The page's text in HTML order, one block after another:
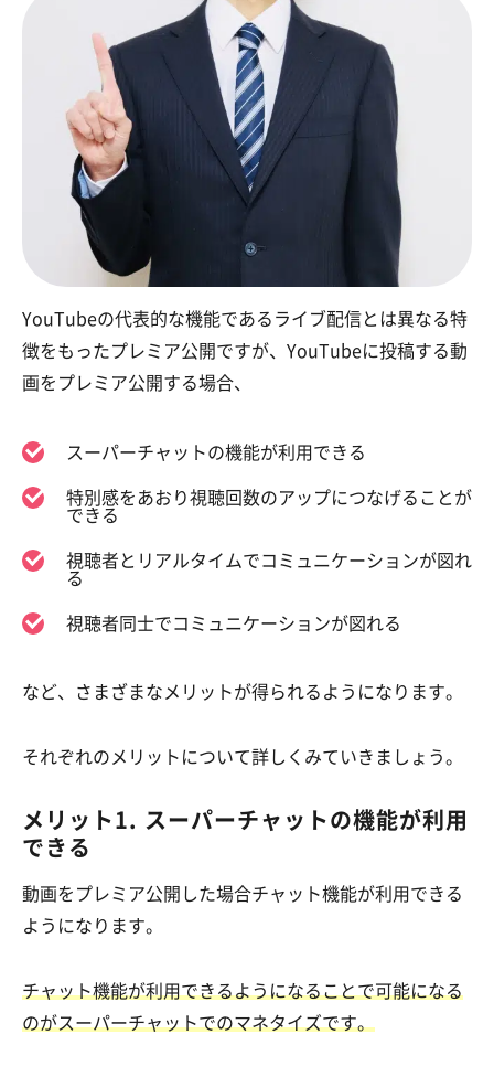
YouTubeの代表的な機能であるライブ配信とは異なる特
徴をもったプレミア公開ですが、YouTubeに投稿する動
画をプレミア公開する場合、
スーパーチャットの機能が利用できる
特別感をあおり視聴回数のアップにつなげることが
できる
視聴者とリアルタイムでコミュニケーションが図れ
る
視聴者同士でコミュニケーションが図れる
など、さまざまなメリットが得られるようになります。
それぞれのメリットについて詳しくみていきましょう。
メリット1. スーパーチャットの機能が利用
できる
動画をプレミア公開した場合チャット機能が利用できる
ようになります。
チャット機能が利用できるようになることで可能になる
のがスーパーチャットでのマネタイズです。